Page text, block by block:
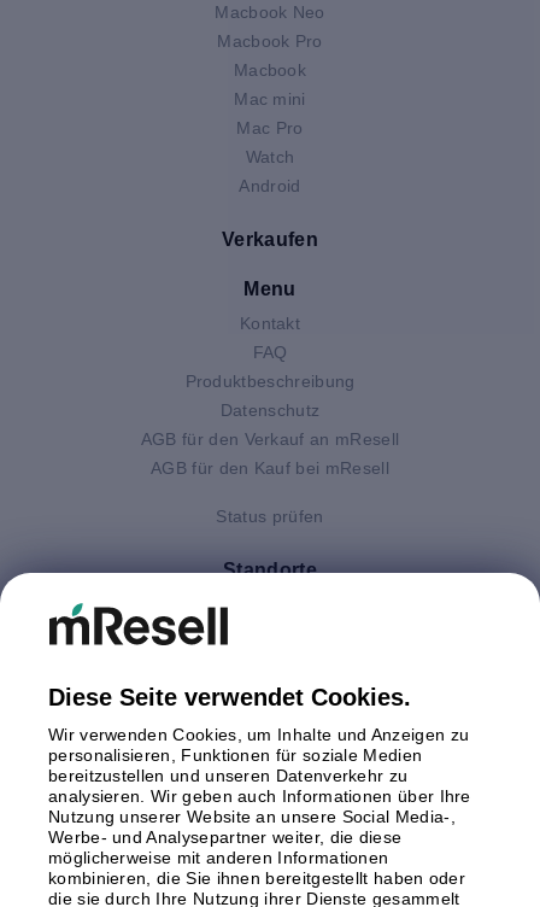
Macbook Neo
Macbook Pro
Macbook
Mac mini
Mac Pro
Watch
Android
Verkaufen
Menu
Kontakt
FAQ
Produktbeschreibung
Datenschutz
AGB für den Verkauf an mResell
AGB für den Kauf bei mResell
Status prüfen
Standorte
Deutschland
Italien
Polen
Schweden
Spanien
Österreich
Zahlungsmethoden
Diese Seite verwendet Cookies.
Wir verwenden Cookies, um Inhalte und Anzeigen zu
personalisieren, Funktionen für soziale Medien
bereitzustellen und unseren Datenverkehr zu
analysieren. Wir geben auch Informationen über Ihre
Nutzung unserer Website an unsere Social Media-,
Werbe- und Analysepartner weiter, die diese
möglicherweise mit anderen Informationen
kombinieren, die Sie ihnen bereitgestellt haben oder
die sie durch Ihre Nutzung ihrer Dienste gesammelt